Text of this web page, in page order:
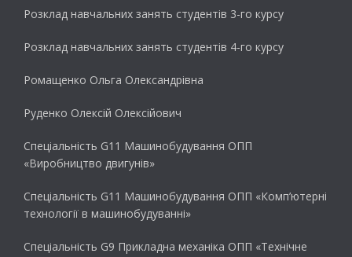
Розклад навчальних занять студентів 3-го курсу
Розклад навчальних занять студентів 4-го курсу
Ромащенко Ольга Олександрівна
Руденко Олексій Олексійович
Спеціальність G11 Машинобудування ОПП
«Виробництво двигунів»
Спеціальність G11 Машинобудування ОПП «Комп’ютерні
технології в машинобудуванні»
Спеціальність G9 Прикладна механіка ОПП «Технічне